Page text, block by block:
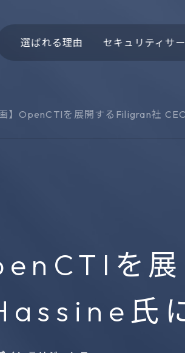
選ばれる理由 セキュリティサ
ンテリジェンスマネージ
サービス
画】OpenCTIを展開するFiligran社
氏に